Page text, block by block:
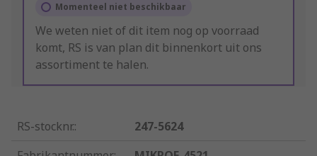
Momenteel niet beschikbaar
We weten niet of dit item nog op voorraad
komt, RS is van plan dit binnenkort uit ons
assortiment te halen.
RS-stocknr.:
247-5624